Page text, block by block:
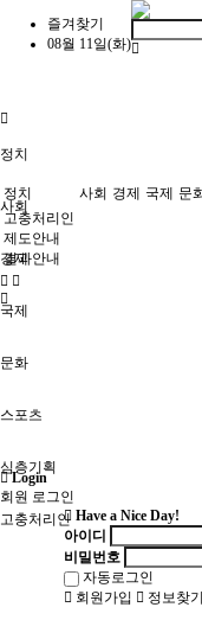
즐겨찾기
08월 11일(화)
정치
사회
경제
국제
문화
스포츠
심층기획
고충처리인
정치 사회 경제 국제 문
고충처리인
제도안내
결과안내
Login
회원 로그인
Have a Nice Day!
아이디
비밀번호
자동로그인
회원가입 정보찾기